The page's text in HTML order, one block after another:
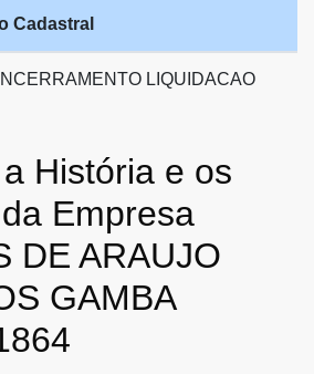
Cadastral
LIQUIDACAO
História e os
Empresa
DE ARAUJO
GAMBA